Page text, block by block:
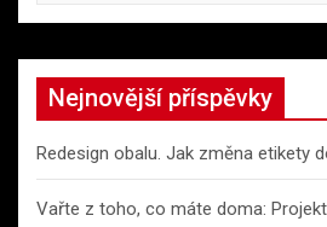
a
r
h
Nejnovější příspěvky
Redesign obalu. Jak změna etikety
Vařte z toho, co máte doma: